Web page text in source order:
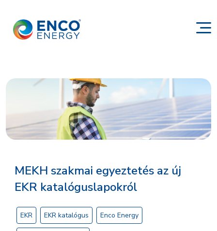
MEKH szakmai egyeztetés az új
EKR katalóguslapokról
EKR EKR katalógus Enco Energy